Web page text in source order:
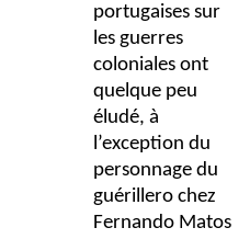
portugaises sur
les guerres
coloniales ont
quelque peu
éludé, à
l’exception du
personnage du
guérillero chez
Fernando Matos